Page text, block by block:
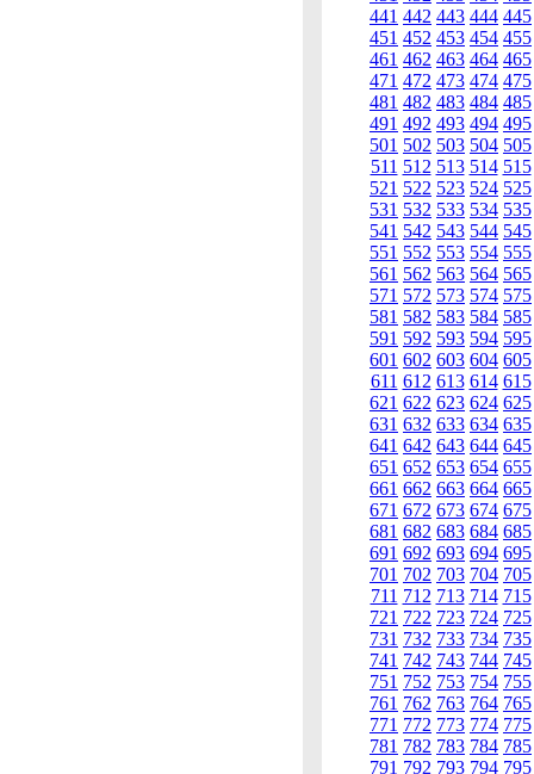
441 442 443 444 445
451 452 453 454 455
461 462 463 464 465
471 472 473 474 475
481 482 483 484 485
491 492 493 494 495
501 502 503 504 505
511 512 513 514 515
521 522 523 524 525
531 532 533 534 535
541 542 543 544 545
551 552 553 554 555
561 562 563 564 565
571 572 573 574 575
581 582 583 584 585
591 592 593 594 595
601 602 603 604 605
611 612 613 614 615
621 622 623 624 625
631 632 633 634 635
641 642 643 644 645
651 652 653 654 655
661 662 663 664 665
671 672 673 674 675
681 682 683 684 685
691 692 693 694 695
701 702 703 704 705
711 712 713 714 715
721 722 723 724 725
731 732 733 734 735
741 742 743 744 745
751 752 753 754 755
761 762 763 764 765
771 772 773 774 775
781 782 783 784 785
791 792 793 794 795